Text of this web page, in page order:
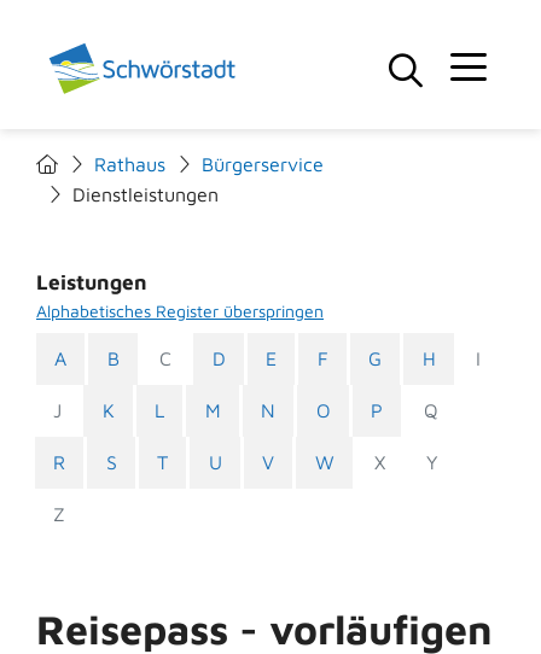
Rathaus
Bürgerservice
Dienstleistungen
Leistungen
Alphabetisches Register überspringen
A B C D E F G H I
J K L M N O P Q
R S T U V W X Y
Z
Reisepass - vorläufigen